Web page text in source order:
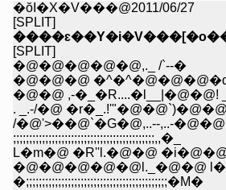
�ŏI�X�V���@2011/06/27
[SPLIT]
[SPLIT]
�@�@�@�@�@,._ /`--�
�@�@�@
�@�@ ,-
. _.-/�@
/�@'>��@`�G�@,..--,..-
;;;;;;;;;;;;;;;;;;;;;;;;;;;;;;;;;;;;;;;;;;;;,,�_
L�m�@ �R''l.�@�@
�@�@�@�@�@l._�@�@
�;;;;;;;;;;;;;;;;;;;;;;;;;;;;;;;;;;;;;;;;;;;;�M�